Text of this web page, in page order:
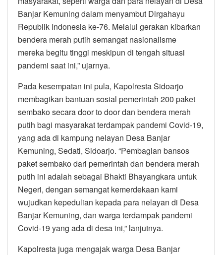
Banjar Kemuning dalam menyambut Dirgahayu
Republik Indonesia ke-76. Melalui gerakan kibarkan
bendera merah putih semangat nasionalisme
mereka begitu tinggi meskipun di tengah situasi
pandemi saat ini,” ujarnya.
Pada kesempatan ini pula, Kapolresta Sidoarjo
membagikan bantuan sosial pemerintah 200 paket
sembako secara door to door dan bendera merah
putih bagi masyarakat terdampak pandemi Covid-19,
yang ada di kampung nelayan Desa Banjar
Kemuning, Sedati, Sidoarjo. “Pembagian bansos
paket sembako dari pemerintah dan bendera merah
putih ini adalah sebagai Bhakti Bhayangkara untuk
Negeri, dengan semangat kemerdekaan kami
wujudkan kepedulian kepada para nelayan di Desa
Banjar Kemuning, dan warga terdampak pandemi
Covid-19 yang ada di desa ini,” lanjutnya.
Kapolresta juga mengajak warga Desa Banjar